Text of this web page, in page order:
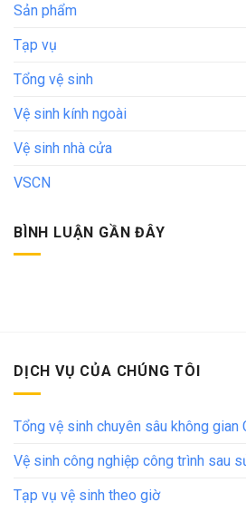
Sản phẩm
Tạp vụ
Tổng vệ sinh
Vệ sinh kính ngoài
Vệ sinh nhà cửa
VSCN
BÌNH LUẬN GẦN ĐÂY
DỊCH VỤ CỦA CHÚNG TÔI
Tổng vệ sinh chuyên sâu không gian
Vệ sinh công nghiệp công trình sau
Tạp vụ vệ sinh theo giờ